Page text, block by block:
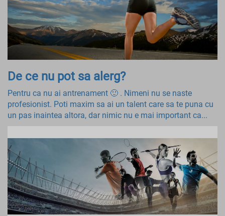
De ce nu pot sa alerg?
Pentru ca nu ai antrenament 🙂 . Nimeni nu se naste
profesionist. Poti maxim sa ai un talent care sa te puna cu
un pas inaintea altora, dar nimic nu e mai important ca...